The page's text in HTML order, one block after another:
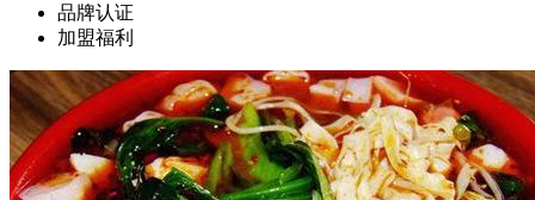
品牌认证
加盟福利